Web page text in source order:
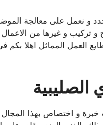
و نعمل على معالجة
و تركيب و غيرها من
العمل المماثل اهلا بكم
خبرة و اختصاص بهذا المجال